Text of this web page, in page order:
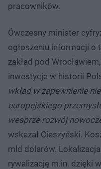
pracowników.
Ówczesny minister
ogłoszeniu informacji o
zakład pod
inwestycja w historii
wkład w zapewnienie
europejskiego
wesprze rozwój
wskazał Cieszyński.
mld dolarów.
rywalizację m.in. dzięki